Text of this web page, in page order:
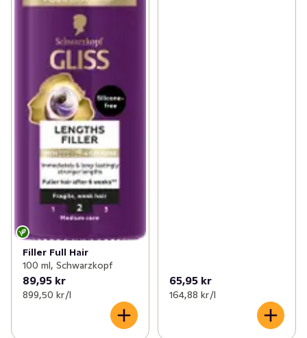
Filler Full Hair
100 ml, Schwarzkopf
89,95 kr
899,50 kr /l
65,95 kr
164,88 kr /l